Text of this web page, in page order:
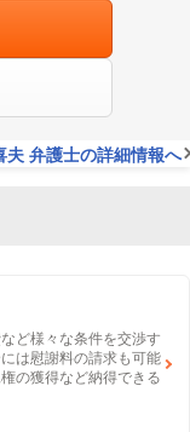
夫 弁護士の詳細情報へ
ど様々な条件を交渉す
は慰謝料の請求も可能
の獲得など納得できる